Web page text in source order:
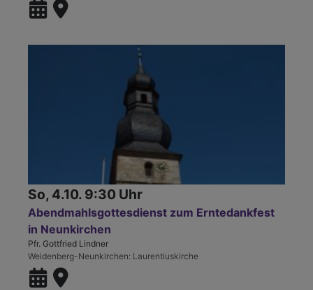
So, 4.10. 9:30 Uhr
Abendmahlsgottesdienst zum Erntedankfest
in Neunkirchen
Pfr. Gottfried Lindner
Weidenberg-Neunkirchen Laurentiuskirche